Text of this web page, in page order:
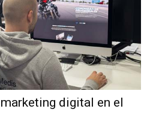
digital en el